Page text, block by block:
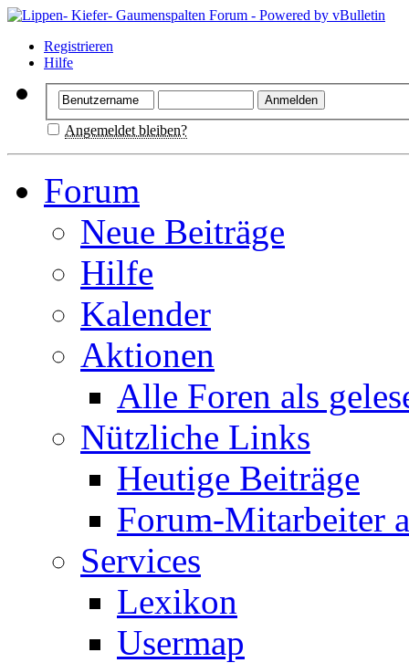
Registrieren
Hilfe
Angemeldet bleiben?
Forum
Neue Beiträge
Hilfe
Kalender
Aktionen
Alle Foren als
Nützliche Links
Heutige Beiträge
Forum-Mitarbeiter
Services
Lexikon
Usermap